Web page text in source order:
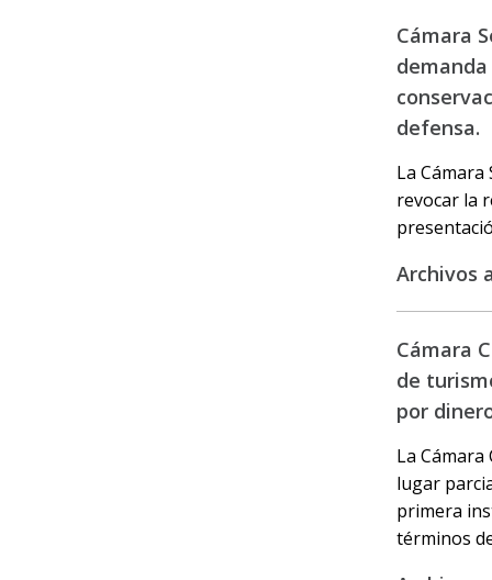
Cámara
defensa.
La Cámara
revocar la
Archivos
Cámara
de
por
La Cámara
lugar
primera
términos